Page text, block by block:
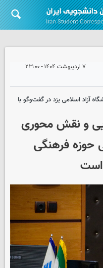
۷ اردیبهشت ۱۴۰۴ - ۲۳:۰۰
آزاد اسلامی یزد در گفت‌وگو با
و نقش محوری
حوزه فرهنگی
است